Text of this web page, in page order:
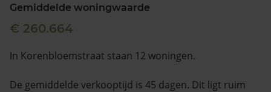
Gemiddelde woningwaarde
€ 260.664
In Korenbloemstraat staan 12 woningen.
De gemiddelde verkooptijd is 45 dagen. Dit ligt ruim